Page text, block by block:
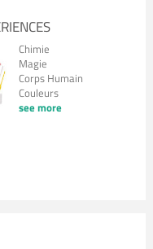
Chimie
Magie
Corps Humain
Couleurs
see more